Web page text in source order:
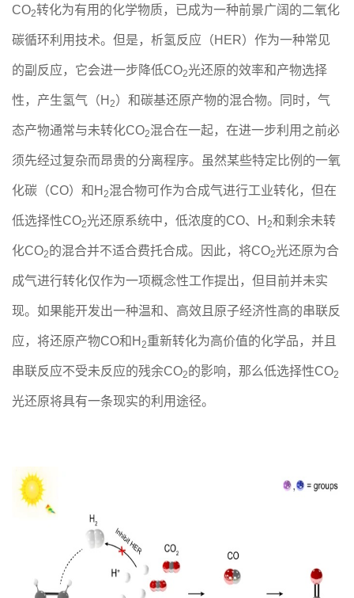
CO2转化为有用的化学物质，已成为一种前景广阔的二氧化
碳循环利用技术。但是，析氢反应（HER）作为一种常见
的副反应，它会进一步降低CO2光还原的效率和产物选择
性，产生氢气（H 2）和碳基还原产物的混合物。同时，气
态产物通常与未转化CO2混合在一起，在进一步利用之前必
须先经过复杂而昂贵的分离程序。虽然某些特定比例的一氧
化碳（CO）和H 2混合物可作为合成气进行工业转化，但在
低选择性CO2光还原系统中，低浓度的CO、H 2和剩余未转
化CO2的混合并不适合费托合成。因此，将CO2光还原为合
成气进行转化仅作为一项概念性工作提出，但目前并未实
现。如果能开发出一种温和、高效且原子经济性高的串联反
应，将还原产物CO和H 2重新转化为高价值的化学品，并且
串联反应不受未反应的残余CO2的影响，那么低选择性CO2
光还原将具有一条现实的利用途径。